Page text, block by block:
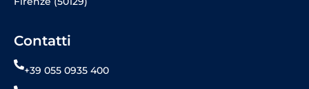
Contatti
+39 055 0935 400